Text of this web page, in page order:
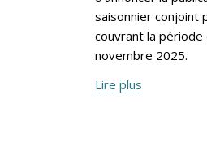
saisonnier conjoint
couvrant la
novembre 2025.
Lire plus